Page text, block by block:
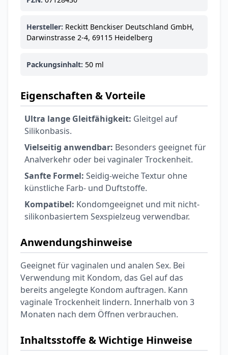
Hersteller: Reckitt Benckiser Deutschland GmbH,
Darwinstrasse 2-4, 69115 Heidelberg
Packungsinhalt: 50 ml
Eigenschaften & Vorteile
Ultra lange Gleitfähigkeit: Gleitgel auf
Silikonbasis.
Vielseitig anwendbar: Besonders geeignet für
Analverkehr oder bei vaginaler Trockenheit.
Sanfte Formel: Seidig-weiche Textur ohne
künstliche Farb- und Duftstoffe.
Kompatibel: Kondomgeeignet und mit nicht-
silikonbasiertem Sexspielzeug verwendbar.
Anwendungshinweise
Geeignet für vaginalen und analen Sex. Bei
Verwendung mit Kondom, das Gel auf das
bereits angelegte Kondom auftragen. Kann
vaginale Trockenheit lindern. Innerhalb von 3
Monaten nach dem Öffnen verbrauchen.
Inhaltsstoffe & Wichtige Hinweise